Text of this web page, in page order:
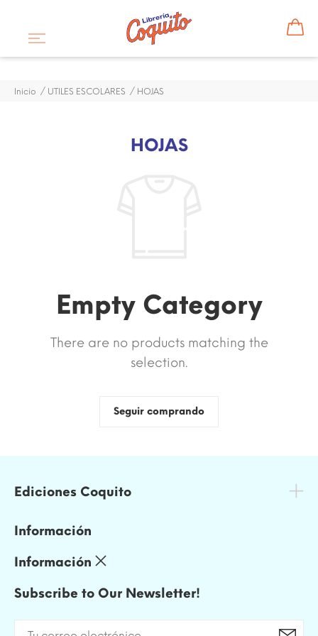
Inicio UTILES ESCOLARES HOJAS
HOJAS
Empty Category
There are no products matching the
selection.
Seguir comprando
Ediciones Coquito
Información
Información
Subscribe to Our Newsletter!